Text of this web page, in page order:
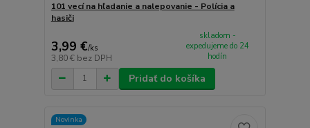
101 vecí na hľadanie a nalepovanie - Polícia a
hasiči
3,99 €/ks
3,80 € bez DPH
skladom -
expedujeme do 24
hodín
Pridať do košíka
Novinka